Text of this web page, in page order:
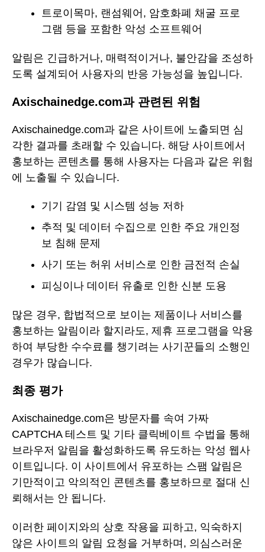
트로이목마, 랜섬웨어, 암호화폐 채굴 프로
그램 등을 포함한 악성 소프트웨어
알림은 긴급하거나, 매력적이거나, 불안감을 조성하
도록 설계되어 사용자의 반응 가능성을 높입니다.
Axischainedge.com과 관련된 위험
Axischainedge.com과 같은 사이트에 노출되면 심
각한 결과를 초래할 수 있습니다. 해당 사이트에서
홍보하는 콘텐츠를 통해 사용자는 다음과 같은 위험
에 노출될 수 있습니다.
기기 감염 및 시스템 성능 저하
추적 및 데이터 수집으로 인한 주요 개인정
보 침해 문제
사기 또는 허위 서비스로 인한 금전적 손실
피싱이나 데이터 유출로 인한 신분 도용
많은 경우, 합법적으로 보이는 제품이나 서비스를
홍보하는 알림이라 할지라도, 제휴 프로그램을 악용
하여 부당한 수수료를 챙기려는 사기꾼들의 소행인
경우가 많습니다.
최종 평가
Axischainedge.com은 방문자를 속여 가짜
CAPTCHA 테스트 및 기타 클릭베이트 수법을 통해
브라우저 알림을 활성화하도록 유도하는 악성 웹사
이트입니다. 이 사이트에서 유포하는 스팸 알림은
기만적이고 악의적인 콘텐츠를 홍보하므로 절대 신
뢰해서는 안 됩니다.
이러한 페이지와의 상호 작용을 피하고, 익숙하지
않은 사이트의 알림 요청을 거부하며, 의심스러운